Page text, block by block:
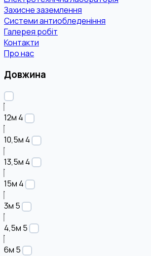
Захисне заземлення
Системи антиобледеніння
Галерея робіт
Контакти
Про нас
Довжина
12м 4
10,5м 4
13,5м 4
15м 4
3м 5
4,5м 5
6м 5